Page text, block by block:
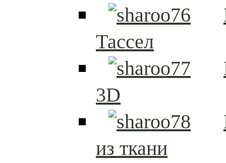
Тассел
3D
из ткани